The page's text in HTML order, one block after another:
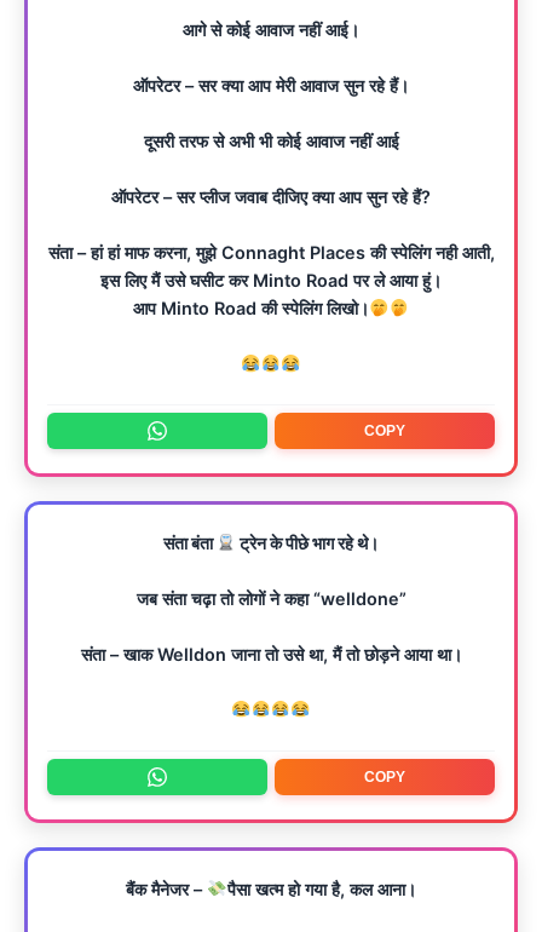
आगे से कोई आवाज नहीं आई।
ऑपरेटर – सर क्या आप मेरी आवाज सुन रहे हैं।
दूसरी तरफ से अभी भी कोई आवाज नहीं आई
ऑपरेटर – सर प्लीज जवाब दीजिए क्या आप सुन रहे हैं?
संता – हां हां माफ करना, मुझे Connaght Places की स्पेलिंग नही आती,
इस लिए मैं उसे घसीट कर Minto Road पर ले आया हुं।
आप Minto Road की स्पेलिंग लिखो।
COPY
संता बंता ट्रेन के पीछे भाग रहे थे।
जब संता चढ़ा तो लोगों ने कहा “welldone”
संता – खाक Welldon जाना तो उसे था, मैं तो छोड़ने आया था।
COPY
बैंक मैनेजर – पैसा खत्म हो गया है, कल आना।